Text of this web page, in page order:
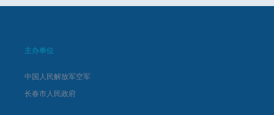
主办单位
中国人民解放军空军
长春市人民政府